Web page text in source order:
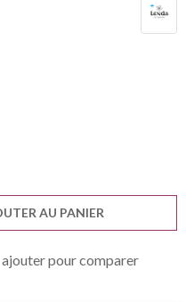
AU PANIER
ajouter pour comparer